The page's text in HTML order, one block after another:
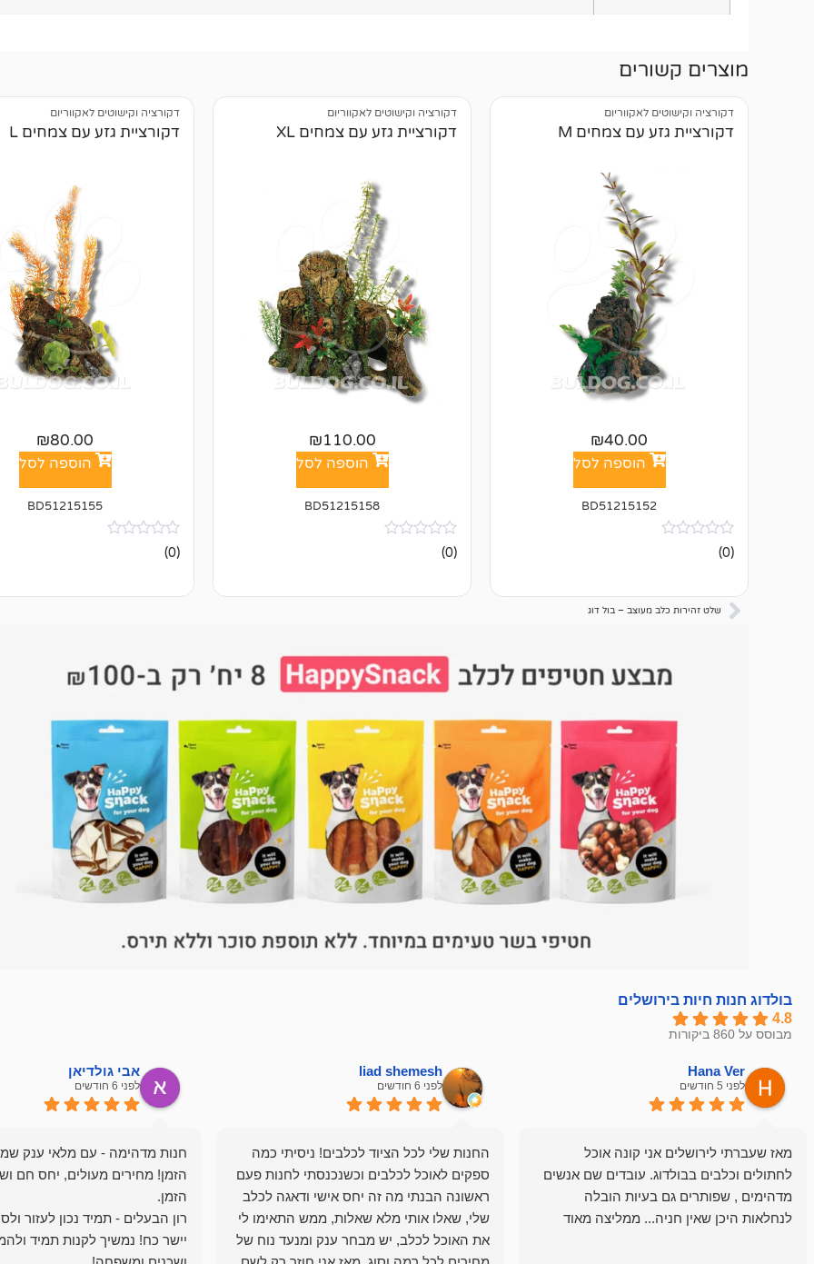
מוצרים קשורים
דקורציה וקישוטים לאקווריום
דקורציית גזע עם צמחים M
₪40.00
הוספה לסל
BD51215152
אין
ביקורות
(0)
דקורציה וקישוטים לאקווריום
דקורציית גזע עם צמחים XL
₪110.00
הוספה לסל
BD51215158
אין
ביקורות
(0)
דקורציה וקישוטים לאקווריום
דקורציית גזע עם צמחים L
₪80.00
הוספה לסל
BD51215155
אין
ביקורות
(0)
שלט זהירות כלב מעוצב – בול דוג
בולדוג חנות חיות בירושלים
4.8
מבוסס על 860 ביקורות
Hana Ver
לפני 5 חודשים
מאז שעברתי לירושלים אני קונה אוכל
לחתולים וכלבים בבולדוג. עובדים שם אנשים
מדהימים , שפותרים גם בעיות הובלה
לנחלאות היכן שאין חניה... ממליצה מאוד
liad shemesh
לפני 6 חודשים
החנות שלי לכל הציוד לכלבים! ניסיתי כמה
ספקים לאוכל לכלבים וכשנכנסתי לחנות פעם
ראשונה הבנתי מה זה יחס אישי ודאגה לכלב
שלי, שאלו אותי מלא שאלות, ממש התאימו לי
את האוכל לכלב, יש מבחר ענק ומנעד נוח של
אבי גולדיאן
לפני 6 חודשים
חנות מדהימה - עם מלאי ענק
הזמן! מחירים מעולים, יחס חם
רון הבעלים - תמיד נכון לעזור
יישר כח! נמשיך לקנות תמיד